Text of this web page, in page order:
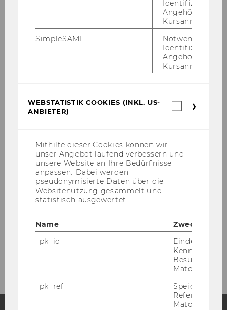
grün­det 1901, der für seine Mit­glie­der als An­
sprech­part­ner in allen ge­nos­sen­schafts­spe­zi­fi­
schen Fra­gen kom­pe­ten­te Lö­sun­gen an­bie­tet.
Forschungsinstitut für Kooperationen
und Genossenschaften
Forschung
Fördergeber
Identifizierung
Angehörige/r für
Kursanmeldung.
SimpleSAML
Notwendig zur
Identifizierung
Angehörige/r für
Kursanmeldung.
WEBSTATISTIK COOKIES (INKL. US-
ANBIETER)
Mithilfe dieser Cookies können wir
unser Angebot laufend verbessern und
unsere Website an Ihre Bedürfnisse
anpassen. Dabei werden
pseudonymisierte Daten über die
Websitenutzung gesammelt und
statistisch ausgewertet.
Name
Zweck
_pk_id
Eindeutige
Besuchers
Matomo.
_pk_ref
Speicherung
Referrers
Matomo.